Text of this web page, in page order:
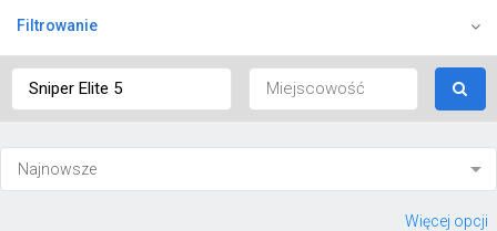
Filtrowanie
Więcej opcji